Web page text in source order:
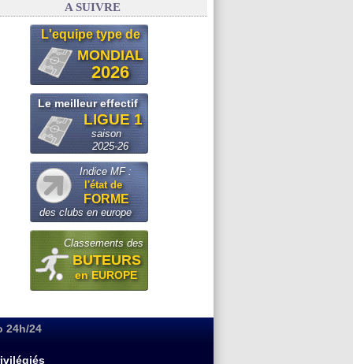
A SUIVRE
L'equipe type de
MONDIAL
2026
Le meilleur effectif
LIGUE 1
saison
2025-26
Indice MF :
l'état de
FORME
des clubs en europe
Classements des
BUTEURS
en EUROPE
24h/24